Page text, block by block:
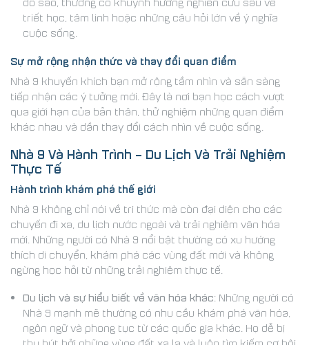
triết học, tâm linh hoặc những câu hỏi lớn về ý nghĩa
cuộc sống.
Sự mở rộng nhận thức và thay đổi quan điểm
Nhà 9 khuyến khích bạn mở rộng tầm nhìn và sẵn sàng
tiếp nhận các ý tưởng mới. Đây là nơi bạn học cách vượt
qua giới hạn của bản thân, thử nghiệm những quan điểm
khác nhau và dần thay đổi cách nhìn về cuộc sống.
Nhà 9 Và Hành Trình – Du Lịch Và Trải Nghiệm
Thực Tế
Hành trình khám phá thế giới
Nhà 9 không chỉ nói về tri thức mà còn đại diện cho các
chuyến đi xa, du lịch nước ngoài và trải nghiệm văn hóa
mới. Những người có Nhà 9 nổi bật thường có xu hướng
thích di chuyển, khám phá các vùng đất mới và không
ngừng học hỏi từ những trải nghiệm thực tế.
Du lịch và sự hiểu biết về văn hóa khác: Những người có
Nhà 9 mạnh mẽ thường có nhu cầu khám phá văn hóa,
ngôn ngữ và phong tục từ các quốc gia khác. Họ dễ bị